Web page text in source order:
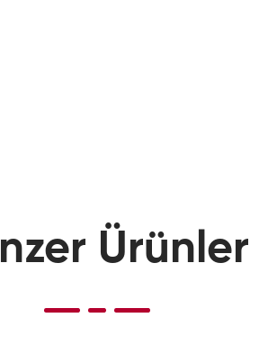
Ürünler